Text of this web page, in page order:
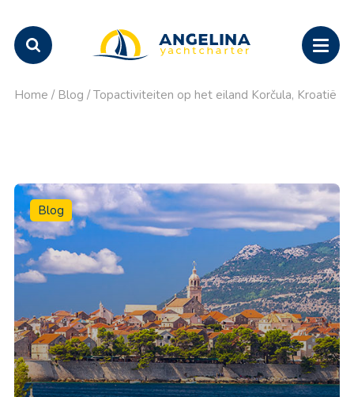
Home / Blog / Topactiviteiten op het eiland Korčula, Kroatië
Blog